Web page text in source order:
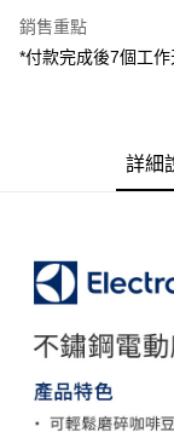
台灣樂天信用卡公司
玉山商業銀行
台灣樂天信用卡公
元大商業銀行
玉山商業銀行
悠遊付
【關於「AFTEE先享
AFTEE先享後付是「
１．簡單：不需註冊
２．便利：只要手機
３．安心：先確認商
【「AFTEE先享後付
ATM付款
運送方式
全家取貨付款
每筆NT$60，滿
銷售重點
*付款完成後7個工作
詳細